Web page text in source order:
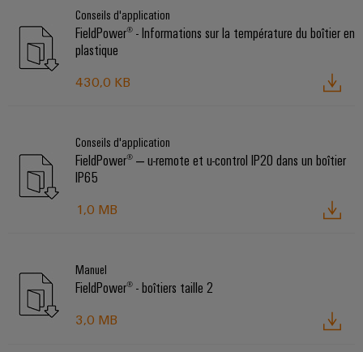
Conseils d'application
FieldPower® - Informations sur la température du boîtier en
plastique
430,0 KB
Conseils d'application
FieldPower® ‒ u-remote et u-control IP20 dans un boîtier
IP65
1,0 MB
Manuel
FieldPower® - boîtiers taille 2
3,0 MB